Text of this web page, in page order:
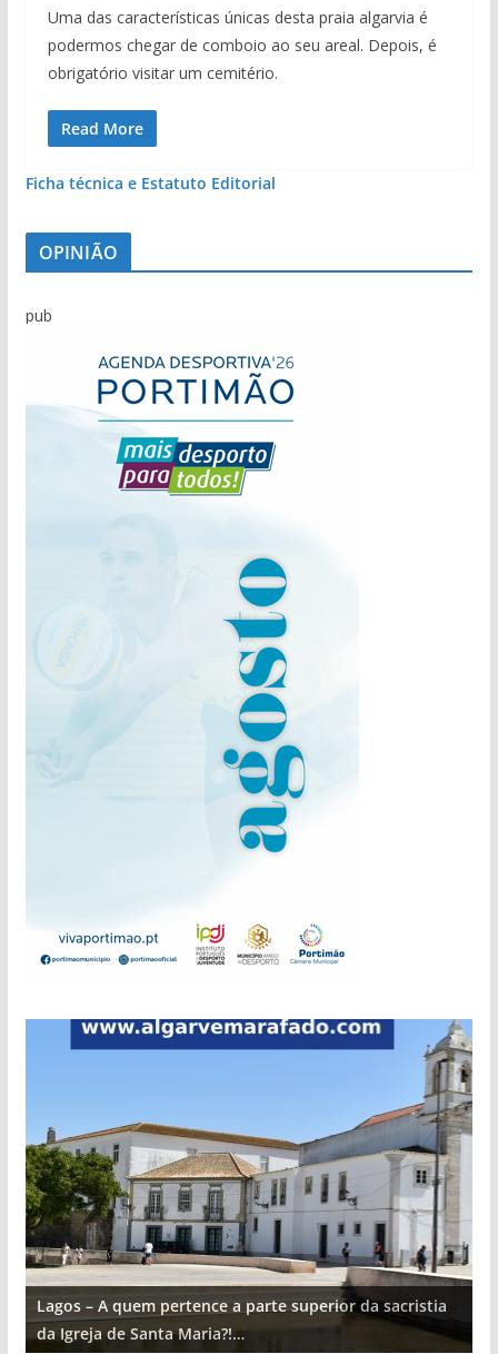
Uma das características únicas desta praia algarvia é
podermos chegar de comboio ao seu areal. Depois, é
obrigatório visitar um cemitério.
Read More
Ficha técnica e Estatuto Editorial
OPINIÃO
pub
Lagos – A quem pertence a parte superior da sacristia
da Igreja de Santa Maria?!…